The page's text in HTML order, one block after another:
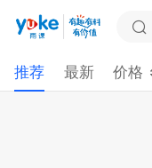
推荐 最新 价格